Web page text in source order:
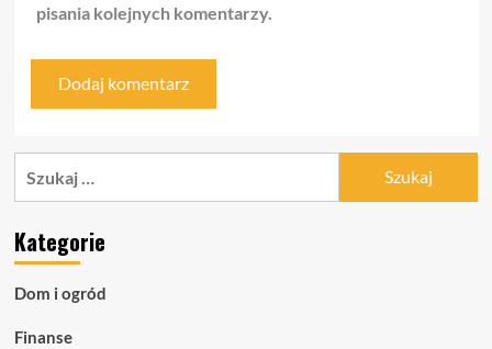
pisania kolejnych komentarzy.
Kategorie
Dom i ogród
Finanse